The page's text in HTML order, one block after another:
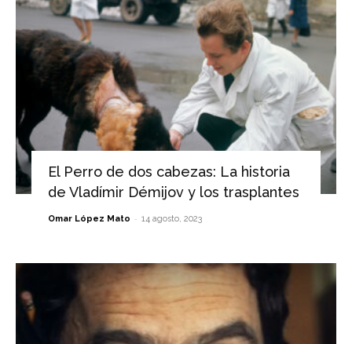
El Perro de dos cabezas: La historia
de Vladímir Démijov y los trasplantes
Omar López Mato - 14 agosto, 2023